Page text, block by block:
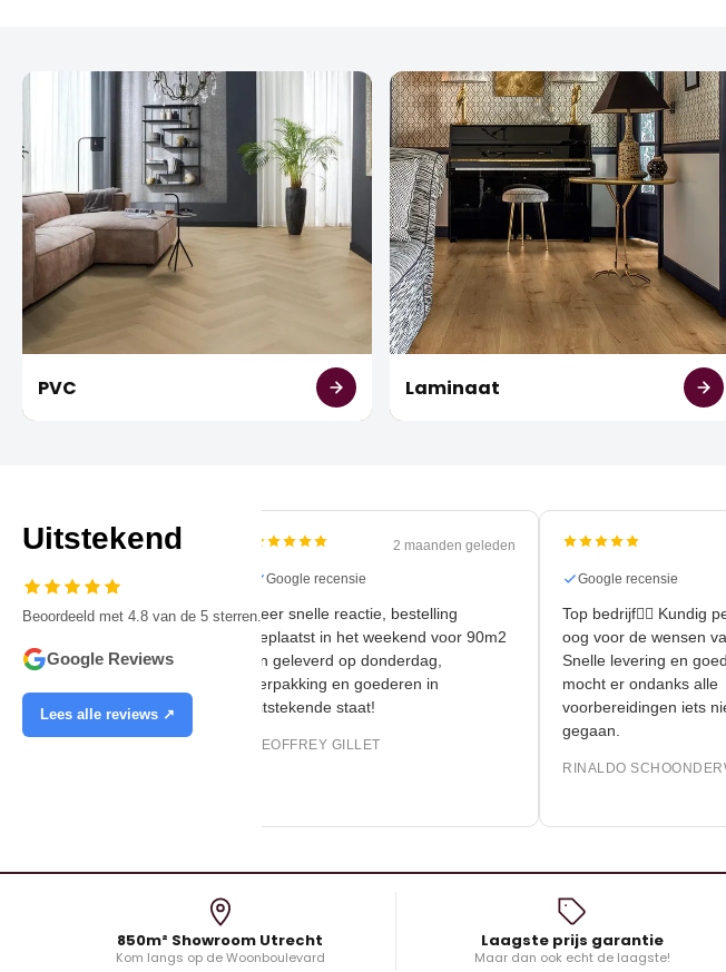
PVC Laminaat
Uitstekend
Beoordeeld met 4.8 van de 5 sterren.
Google Reviews
Lees alle reviews ↗
2 maanden geleden
Google recensie
Zeer snelle reactie, bestelling
geplaatst in het weekend voor 90m2
en geleverd op donderdag,
verpakking en goederen in
uitstekende staat!
GEOFFREY GILLET
Google recensie
Top bedrijf👍🏻
oog voor de
Snelle levering en
mocht er ondanks
voorbereidingen
gegaan.
RINALDO
850m² Showroom Utrecht
Kom langs op de Woonboulevard
Laagste prijs garantie
Maar dan ook echt de laagste!